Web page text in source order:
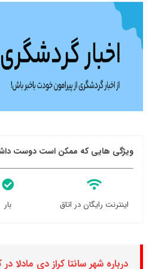
ویژگی هایی که ممکن است دوست
اینترنت رایگان در اتاق بار
درباره شهر سانتا کراز دی مادلا